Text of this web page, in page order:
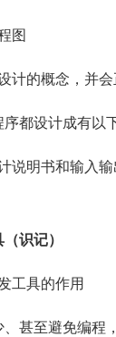
图
的概念，并会
设计成有以下
明书和输入输
识记）
具的作用
至避免编程，